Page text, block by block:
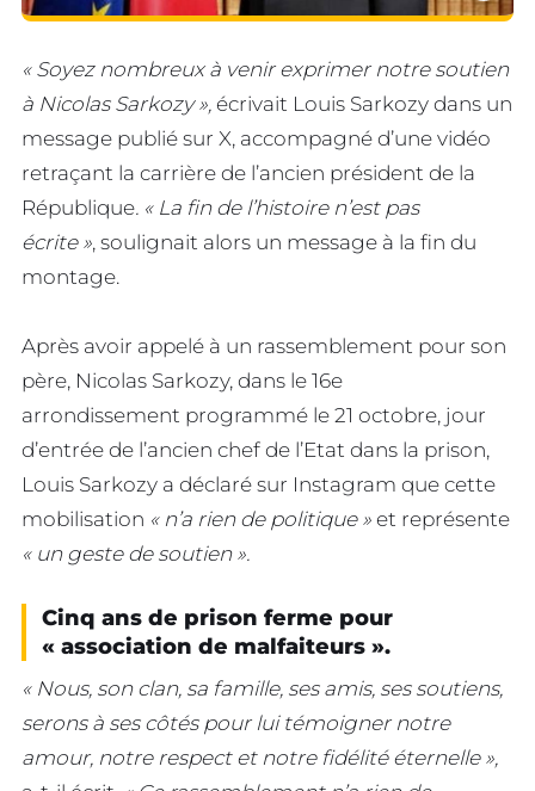
« Soyez nombreux à venir exprimer notre soutien
à Nicolas Sarkozy », écrivait Louis Sarkozy dans un
message publié sur X, accompagné d’une vidéo
retraçant la carrière de l’ancien président de la
République. « La fin de l’histoire n’est pas
écrite », soulignait alors un message à la fin du
montage.
Après avoir appelé à un rassemblement pour son
père, Nicolas Sarkozy, dans le 16e
arrondissement programmé le 21 octobre, jour
d’entrée de l’ancien chef de l’Etat dans la prison,
Louis Sarkozy a déclaré sur Instagram que cette
mobilisation « n’a rien de politique » et représente
« un geste de soutien ».
Cinq ans de prison ferme pour
« association de malfaiteurs ».
« Nous, son clan, sa famille, ses amis, ses soutiens,
serons à ses côtés pour lui témoigner notre
amour, notre respect et notre fidélité éternelle »,